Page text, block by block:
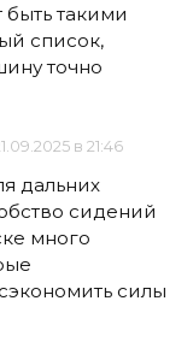
быть такими
список,
точно
в 21:46
дальних
сидений
много
силы